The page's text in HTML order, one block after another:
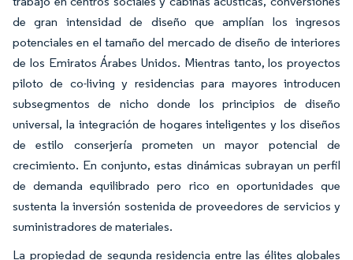
de gran intensidad de diseño que amplían los ingresos
potenciales en el tamaño del mercado de diseño de interiores
de los Emiratos Árabes Unidos. Mientras tanto, los proyectos
piloto de co-living y residencias para mayores introducen
subsegmentos de nicho donde los principios de diseño
universal, la integración de hogares inteligentes y los diseños
de estilo conserjería prometen un mayor potencial de
crecimiento. En conjunto, estas dinámicas subrayan un perfil
de demanda equilibrado pero rico en oportunidades que
sustenta la inversión sostenida de proveedores de servicios y
suministradores de materiales.
La propiedad de segunda residencia entre las élites globales